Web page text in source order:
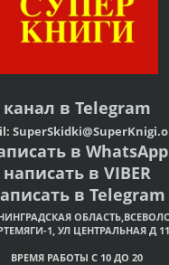
канал в Telegram
SuperSkidki@SuperKnigi.
в WhatsApp
написать в VIBER
в Telegram
1, УЛ ЦЕНТРАЛЬНАЯ Д
ВРЕМЯ РАБОТЫ С 10 ДО 20